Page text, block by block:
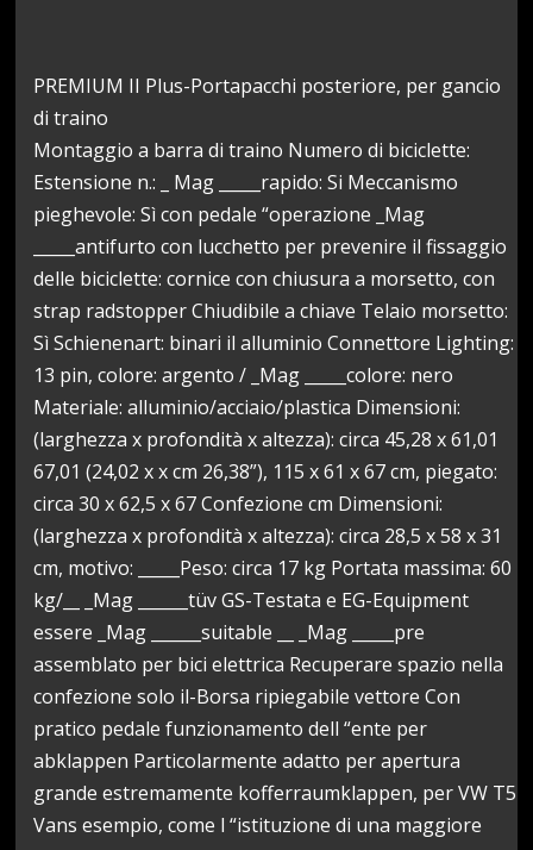
PREMIUM II Plus-Portapacchi posteriore, per gancio
di traino
Montaggio a barra di traino Numero di biciclette:
Estensione n.: _ Mag _____rapido: Si Meccanismo
pieghevole: Sì con pedale “operazione _Mag
_____antifurto con lucchetto per prevenire il fissaggio
delle biciclette: cornice con chiusura a morsetto, con
strap radstopper Chiudibile a chiave Telaio morsetto:
Sì Schienenart: binari il alluminio Connettore Lighting:
13 pin, colore: argento / _Mag _____colore: nero
Materiale: alluminio/acciaio/plastica Dimensioni:
(larghezza x profondità x altezza): circa 45,28 x 61,01
67,01 (24,02 x x cm 26,38”), 115 x 61 x 67 cm, piegato:
circa 30 x 62,5 x 67 Confezione cm Dimensioni:
(larghezza x profondità x altezza): circa 28,5 x 58 x 31
cm, motivo: _____Peso: circa 17 kg Portata massima: 60
kg/__ _Mag ______tüv GS-Testata e EG-Equipment
essere _Mag ______suitable __ _Mag _____pre
assemblato per bici elettrica Recuperare spazio nella
confezione solo il-Borsa ripiegabile vettore Con
pratico pedale funzionamento dell “ente per
abklappen Particolarmente adatto per apertura
grande estremamente kofferraumklappen, per VW T5
Vans esempio, come l “istituzione di una maggiore